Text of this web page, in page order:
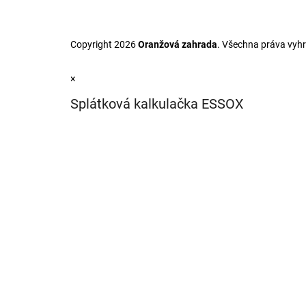
Copyright 2026Oranžová zahrada. Všechna práva
×
Splátková kalkulačka ESSOX